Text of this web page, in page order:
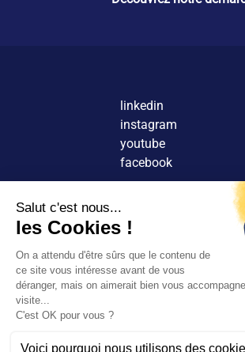
Rechercher
Rejoignez-
l'engagement social.
linkedin
instagram
youtube
facebook
Découvrir nos agences
Rejoindre nos équipes
© 2026 Tous droits
Mentions légales